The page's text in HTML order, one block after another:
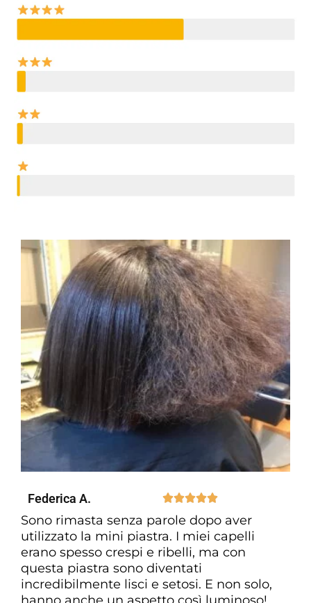
Federica A. 
Sono rimasta senza parole dopo aver
utilizzato la mini piastra. I miei capelli
erano spesso crespi e ribelli, ma con
questa piastra sono diventati
incredibilmente lisci e setosi. E non solo,